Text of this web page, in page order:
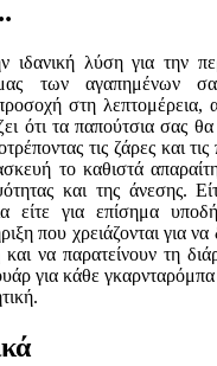
ιδανική λύση για την
των αγαπημένων
στη λεπτομέρεια,
ότι τα παπούτσια σας
τις ζάρες και
το καθιστά
και της άνεσης.
είτε για επίσημα
που χρειάζονται για
να παρατείνουν τη
για κάθε